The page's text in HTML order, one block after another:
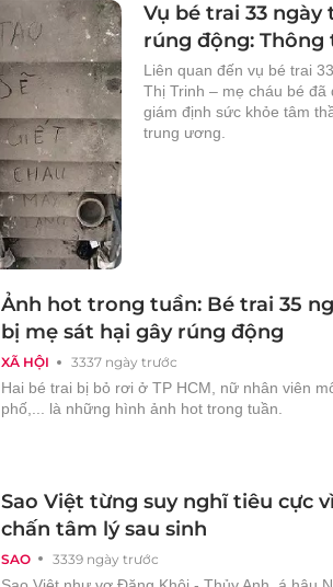
Vụ bé trai 33
rúng động:
Liên quan đến vụ bé trai
Thị Trinh – mẹ cháu bé
giám định sức khỏe tâm
trung ương.
XÃ HỘI 3337 ngày trước
Ảnh hot trong tuần: Bé trai 35
bị mẹ sát hại gây rúng động
Hai bé trai bị bỏ rơi ở TP HCM, nữ nhân viên
phố,... là những hình ảnh hot trong tuần.
SAO 3339 ngày trước
Sao Việt từng suy nghĩ tiêu cực
chấn tâm lý sau sinh